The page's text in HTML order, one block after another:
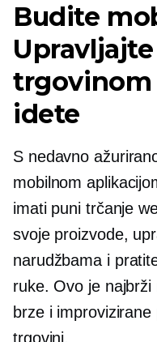
Budite
trgovinom
idete
S nedavno
mobilnom
imati puni trčanje
svoje proizvode,
narudžbama i
ruke. Ovo je
brze i
trgovini.